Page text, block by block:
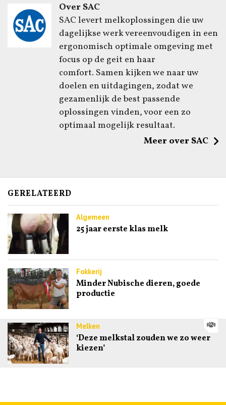
Over SAC
SAC levert melkoplossingen die uw
dagelijkse werk vereenvoudigen in een
ergonomisch optimale omgeving met
focus op de geit en haar
comfort. Samen kijken we naar uw
doelen en uitdagingen, zodat we
gezamenlijk de best passende
oplossingen vinden, voor een zo
optimaal mogelijk resultaat.
Meer over SAC
GERELATEERD
Algemeen
25 jaar eerste klas melk
Fokkerij
Minder Nubische dieren, goede
productie
Melken
‘Deze melkstal zouden we zo weer
kiezen’